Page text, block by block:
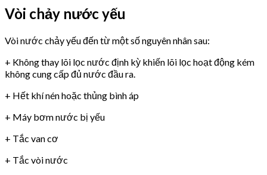
Vòi chảy nước yếu
Vòi nước chảy yếu đến từ một số nguyên nhân sau:
+ Không thay lõi lọc nước định kỳ khiến lõi lọc hoạt động kém
không cung cấp đủ nước đầu ra.
+ Hết khí nén hoặc thủng bình áp
+ Máy bơm nước bị yếu
+ Tắc van cơ
+ Tắc vòi nước